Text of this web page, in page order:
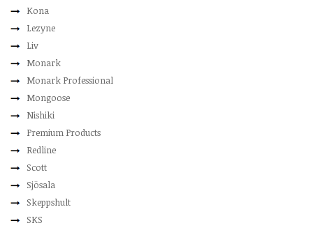
Kona
Lezyne
Liv
Monark
Monark Professional
Mongoose
Nishiki
Premium Products
Redline
Scott
Sjösala
Skeppshult
SKS